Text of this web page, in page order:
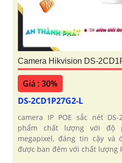
Camera Hikvision DS-
Giá : 30%
DS-2CD1P27G2-L
camera IP POE sắc nét DS-
phẩm chất lượng với độ
megapixel, đáng tin cậy và
được ban đêm với chất lượng